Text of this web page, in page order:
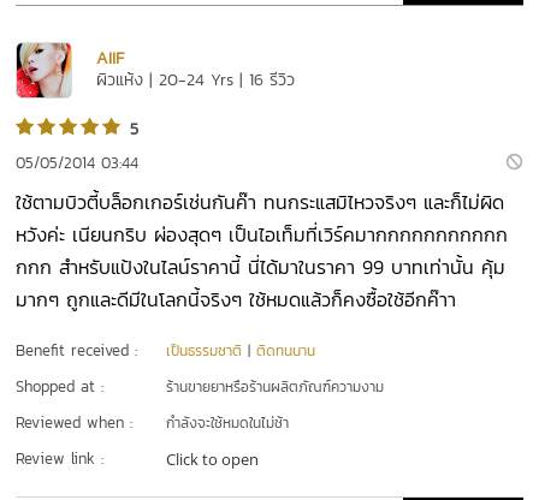
AIIF
ผิวแห้ง | 20-24 Yrs | 16 รีวิว
5
05/05/2014 03:44
ใช้ตามบิวตี้บล็อกเกอร์เช่นกันค๊า ทนกระแสมิไหวจริงๆ และก็ไม่ผิด
หวังค่ะ เนียนกริบ ผ่องสุดๆ เป็นไอเท็มที่เวิร์คมากกกกกกกกกกก
กกก สำหรับแป้งในไลน์ราคานี้ นี่ได้มาในราคา 99 บาทเท่านั้น คุ้ม
มากๆ ถูกและดีมีในโลกนี้จริงๆ ใช้หมดแล้วก็คงซื้อใช้อีกค๊าา
Benefit received : เป็นธรรมชาติ |ติดทนนาน
Shopped at : ร้านขายยาหรือร้านผลิตภัณฑ์ความงาม
Reviewed when : กำลังจะใช้หมดในไม่ช้า
Review link : Click to open